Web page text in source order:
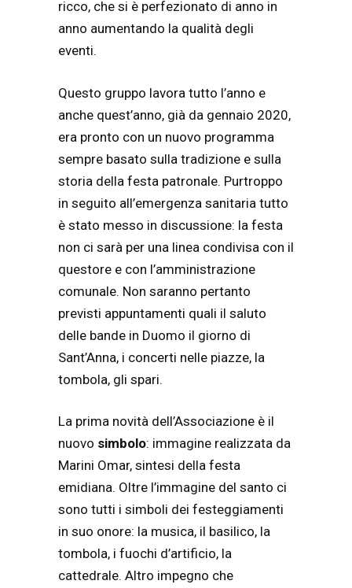
ricco, che si è perfezionato di anno in
anno aumentando la qualità degli
eventi.
Questo gruppo lavora tutto l’anno e
anche quest’anno, già da gennaio 2020,
era pronto con un nuovo programma
sempre basato sulla tradizione e sulla
storia della festa patronale. Purtroppo
in seguito all’emergenza sanitaria tutto
è stato messo in discussione: la festa
non ci sarà per una linea condivisa con il
questore e con l’amministrazione
comunale. Non saranno pertanto
previsti appuntamenti quali il saluto
delle bande in Duomo il giorno di
Sant’Anna, i concerti nelle piazze, la
tombola, gli spari.
La prima novità dell’Associazione è il
nuovo simbolo: immagine realizzata da
Marini Omar, sintesi della festa
emidiana. Oltre l’immagine del santo ci
sono tutti i simboli dei festeggiamenti
in suo onore: la musica, il basilico, la
tombola, i fuochi d’artificio, la
cattedrale. Altro impegno che